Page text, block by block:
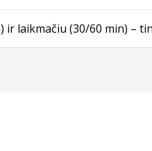
laikmačiu (30/60 min) –